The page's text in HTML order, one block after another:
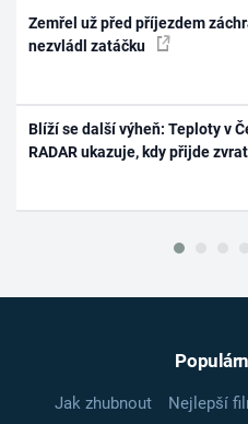
Zemřel už před příjezdem
nezvládl zatáčku
Blíží se další výheň: Teploty v
RADAR ukazuje, kdy přijde zvrat
Jak zhubnout Nejlepší